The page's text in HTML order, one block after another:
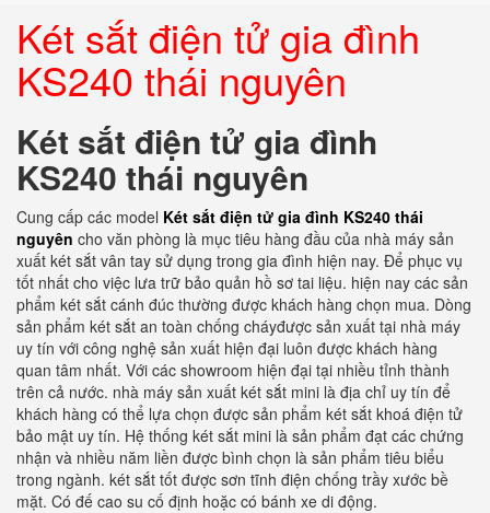
Két sắt điện tử gia đình
KS240 thái nguyên
Két sắt điện tử gia đình
KS240 thái nguyên
Cung cấp các model Két sắt điện tử gia đình KS240 thái
nguyên cho văn phòng là mục tiêu hàng đầu của nhà máy sản
xuất két sắt vân tay sử dụng trong gia đình hiện nay. Để phục vụ
tốt nhất cho việc lưa trữ bảo quản hồ sơ tai liệu. hiện nay các sản
phẩm két sắt cánh đúc thường được khách hàng chọn mua. Dòng
sản phẩm két sắt an toàn chống cháyđược sản xuất tại nhà máy
uy tín với công nghệ sản xuất hiện đại luôn được khách hàng
quan tâm nhất. Với các showroom hiện đại tại nhiều tỉnh thành
trên cả nước. nhà máy sản xuất két sắt mini là địa chỉ uy tín để
khách hàng có thể lựa chọn được sản phẩm két sắt khoá điện tử
bảo mật uy tín. Hệ thống két sắt mini là sản phẩm đạt các chứng
nhận và nhiều năm liền được bình chọn là sản phẩm tiêu biểu
trong ngành. két sắt tốt được sơn tĩnh điện chống trầy xước bề
mặt. Có đế cao su cố định hoặc có bánh xe di động.